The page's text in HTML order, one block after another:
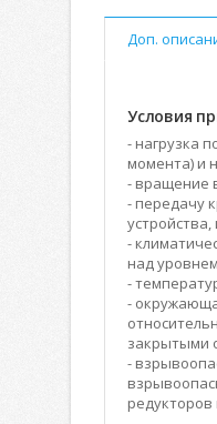
Доп.
Условия
- нагрузка
момента) и
- вращение
- передачу
-
над
-
-
закрытыми
-